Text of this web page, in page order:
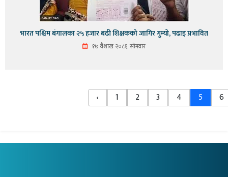
भारत पश्चिम बंगालका २५ हजार बढी शिक्षकको जागिर गुम्यो, पढाइ प्रभावित
१७ वैशाख २०८१, सोमवार
‹ 1 2 3 4 5 6